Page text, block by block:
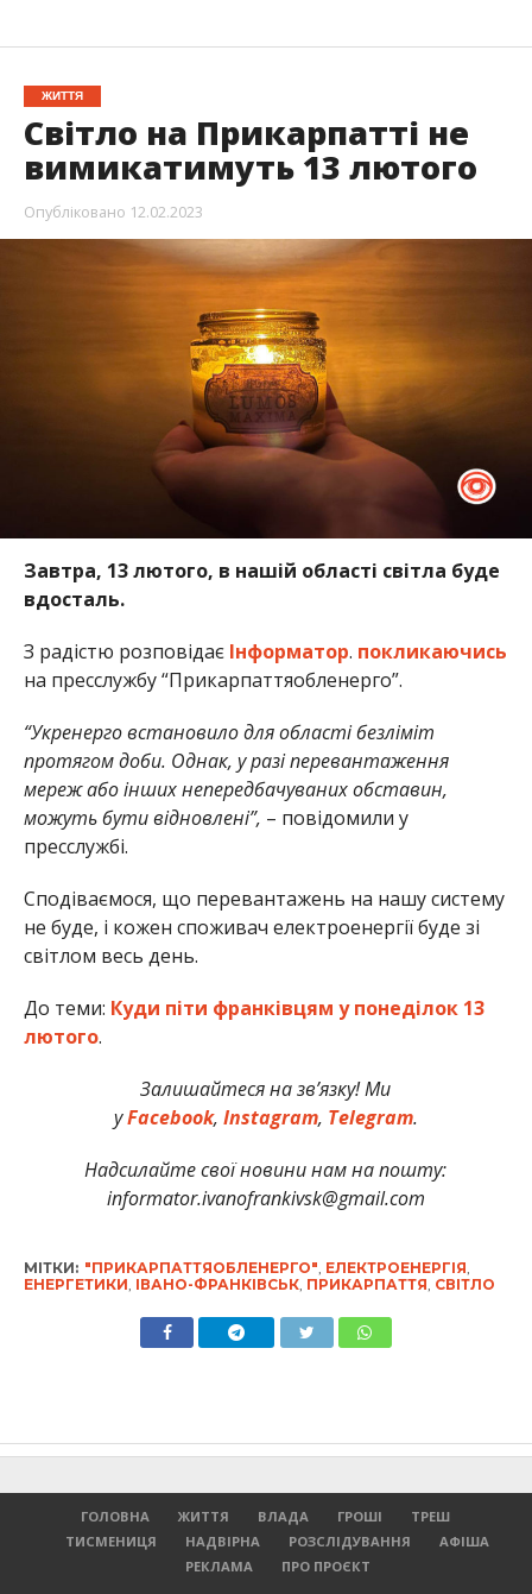
ЖИТТЯ
Світло на Прикарпатті не
вимикатимуть 13 лютого
Опубліковано 12.02.2023
Завтра, 13 лютого, в нашій області світла буде
вдосталь.
З радістю розповідає Інформатор. покликаючись
на пресслужбу “Прикарпаттяобленерго”.
“Укренерго встановило для області безліміт
протягом доби. Однак, у разі перевантаження
мереж або інших непередбачуваних обставин,
можуть бути відновлені”, – повідомили у
пресслужбі.
Сподіваємося, що перевантажень на нашу систему
не буде, і кожен споживач електроенергії буде зі
світлом весь день.
До теми: Куди піти франківцям у понеділок 13
лютого.
Залишайтеся на зв’язку! Ми
уFacebook, Instagram, Telegram.
Надсилайте свої новини нам на пошту:
informator.ivanofrankivsk@gmail.com
МІТКИ: "ПРИКАРПАТТЯОБЛЕНЕРГО", ЕЛЕКТРОЕНЕРГІЯ,
ЕНЕРГЕТИКИ, ІВАНО-ФРАНКІВСЬК, ПРИКАРПАТТЯ, СВІТЛО
ГОЛОВНА ЖИТТЯ ВЛАДА ГРОШІ
ТРЕШ
ТИСМЕНИЦЯ
НАДВІРНА РОЗСЛІДУВАННЯ
АФІША
РЕКЛАМА
ПРО ПРОЄКТ